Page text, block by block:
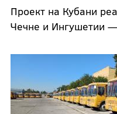
Проект на Кубани
Чечне и Ингушетии